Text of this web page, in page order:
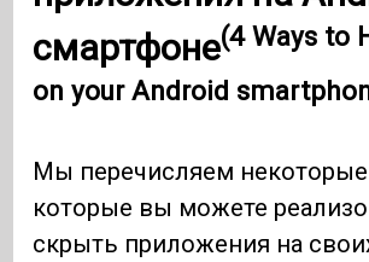
смартфоне(4 Ways to
on your Android
Мы перечисляем
которые вы можете
скрыть приложения на